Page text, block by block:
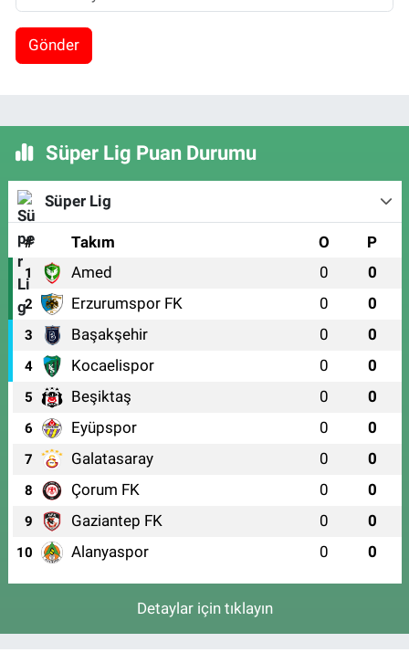
Gönder
Süper Lig Puan Durumu
Süper Lig
# Takım O P
1 Amed 0 0
2 Erzurumspor FK 0 0
3 Başakşehir 0 0
4 Kocaelispor 0 0
5 Beşiktaş 0 0
6 Eyüpspor 0 0
7 Galatasaray 0 0
8 Çorum FK 0 0
9 Gaziantep FK 0 0
10 Alanyaspor 0 0
Detaylar için tıklayın